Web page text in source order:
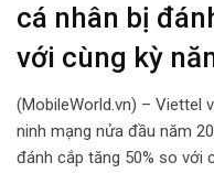
cá nhân bị
với cùng kỳ
(MobileWorld.vn) – Viettel
ninh mạng nửa đầu năm
đánh cắp tăng 50% so với